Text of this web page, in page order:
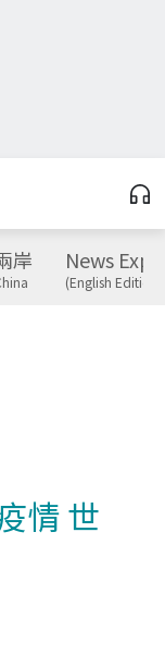
岸 News
(English Edition)
情 世